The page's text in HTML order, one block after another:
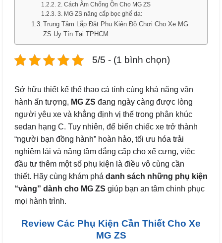
2. Cách Âm Chống Ồn Cho MG ZS
3. MG ZS nâng cấp bọc ghế da:
Trung Tâm Lắp Đặt Phụ Kiện Đồ Chơi Cho Xe MG
ZS Uy Tín Tại TPHCM
5/5 - (1 bình chọn)
Sở hữu thiết kế thể thao cá tính cùng khả năng vận
hành ấn tượng, MG ZS đang ngày càng được lòng
người yêu xe và khẳng định vị thế trong phân khúc
sedan hạng C. Tuy nhiên, để biến chiếc xe trở thành
“người bạn đồng hành” hoàn hảo, tối ưu hóa trải
nghiệm lái và nâng tầm đẳng cấp cho xế cưng, việc
đầu tư thêm một số phụ kiện là điều vô cùng cần
thiết. Hãy cùng khám phá danh sách những phụ kiện
“vàng” dành cho MG ZS giúp bạn an tâm chinh phục
mọi hành trình.
Review Các Phụ Kiện Cần Thiết Cho Xe
MG ZS